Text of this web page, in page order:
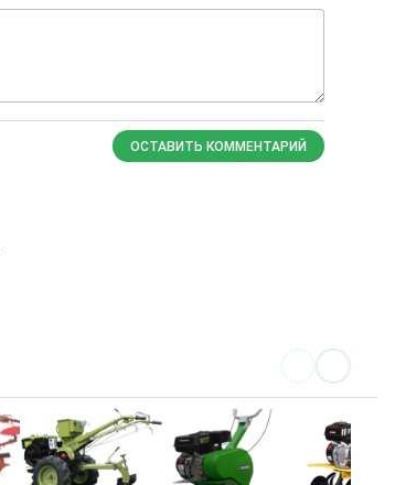
ОСТАВИТЬ КОММЕНТАРИЙ